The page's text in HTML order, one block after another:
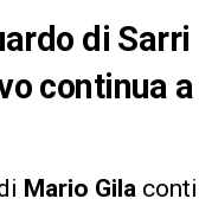
di
continua
Mario Gila